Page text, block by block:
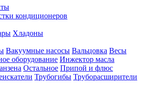
кондиционеров
Хладоны
Вакуумные насосы Вальцовка Весы
оборудование Инжектор масла
Остальное Припой и флюс
Трубогибы Труборасширители